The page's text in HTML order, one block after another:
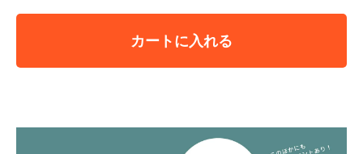
カートに入れる